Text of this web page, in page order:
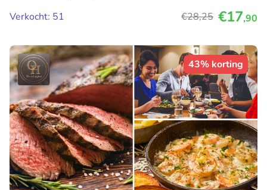
Verkocht: 51
€28,25 €17,90
43% korting